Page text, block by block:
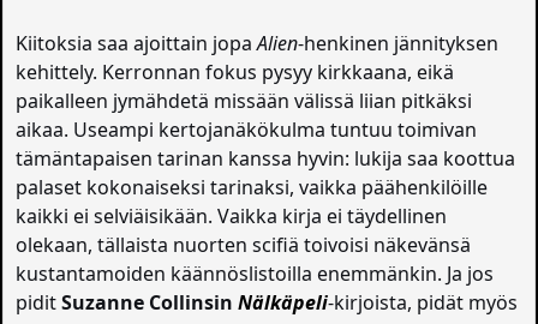
Kiitoksia saa ajoittain jopaAlien-henkinen jännityksen
kehittely. Kerronnan fokus pysyy kirkkaana, eikä
paikalleen jymähdetä missään välissä liian pitkäksi
aikaa. Useampi kertojanäkökulma tuntuu toimivan
tämäntapaisen tarinan kanssa hyvin: lukija saa koottua
palaset kokonaiseksi tarinaksi, vaikka päähenkilöille
kaikki ei selviäisikään. Vaikka kirja ei täydellinen
olekaan, tällaista nuorten scifiä toivoisi näkevänsä
kustantamoiden käännöslistoilla enemmänkin. Ja jos
piditSuzanne Collinsin Nälkäpeli-kirjoista, pidät myös